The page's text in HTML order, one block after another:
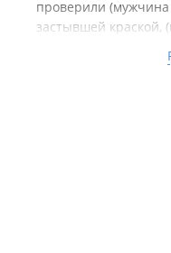
проверили (мужчина
застывшей краской,
заготовленные